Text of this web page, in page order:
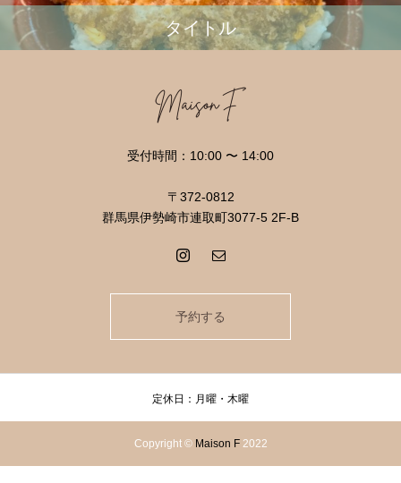
タイトル
受付時間：10:00 〜 14:00
〒372-0812
群馬県伊勢崎市連取町3077-5 2F-B
予約する
定休日：月曜・木曜
Copyright © Maison F2022